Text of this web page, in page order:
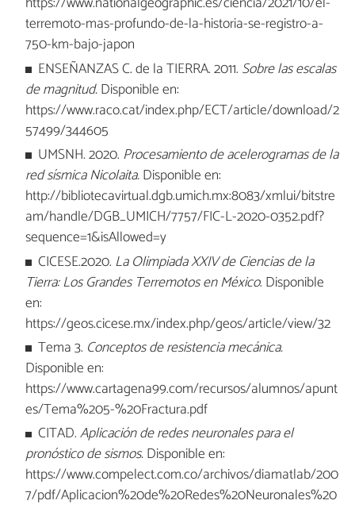
terremoto-mas-profundo-de-la-historia-se-registro-a-
750-km-bajo-japon
ENSEÑANZAS C. de la TIERRA. 2011. Sobre las escalas
de magnitud.Disponible en:
https://www.raco.cat/index.php/ECT/article/download/2
57499/344605
UMSNH. 2020. Procesamiento de acelerogramas de la
red sísmica Nicolaita.Disponible en:
http://bibliotecavirtual.dgb.umich.mx:8083/xmlui/bitstre
am/handle/DGB_UMICH/7757/FIC-L-2020-0352.pdf?
sequence=1&isAllowed=y
CICESE.2020. La Olimpiada XXIV de Ciencias de la
Tierra: Los Grandes Terremotos en México. Disponible
en:
https://geos.cicese.mx/index.php/geos/article/view/32
Tema 3. Conceptos de resistencia mecánica.
Disponible en:
https://www.cartagena99.com/recursos/alumnos/apunt
es/Tema%205-%20Fractura.pdf
CITAD.Aplicación de redes neuronales para el
pronóstico de sismos.Disponible en:
https://www.compelect.com.co/archivos/diamatlab/200
7/pdf/Aplicacion%20de%20Redes%20Neuronales%20